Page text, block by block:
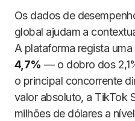
Os dados de
global ajudam a
A plataforma regista uma
4,7% — o dobro dos
o principal concorrente
valor absoluto, a TikTok
milhões de dólares a